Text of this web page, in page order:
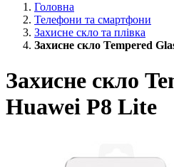
Головна
Телефони та смартфони
Захисне скло та плівка
Захисне скло Tempered
Захисне скло
Huawei P8 Lite